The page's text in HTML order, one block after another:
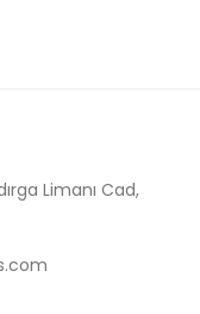
Limanı Cad,